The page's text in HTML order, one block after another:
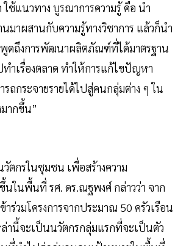
ช้แนวทาง บูรณาการความรู้ คือ นำ
าผสานกับความรู้ทางวิชาการ แล้วก็นำ
พูดถึงการพัฒนาผลิตภัณฑ์ที่ได้มาตรฐาน
ำเรื่องตลาด ทำให้การแก้ไขปัญหา
รถกระจายรายได้ไปสู่คนกลุ่มต่าง ๆ ใน
ากขึ้น”
วัตกรในชุมชน เพื่อสร้างความ
ในพื้นที่ รศ. ดร.ณฐพงศ์ กล่าวว่า จาก
าร่วมโครงการจากประมาณ 50 ครัวเรือน
านี้จะเป็นนวัตกรกลุ่มแรกที่จะเป็นตัว